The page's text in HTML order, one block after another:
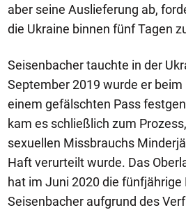
aber seine Auslieferung ab,
die Ukraine binnen fünf Tagen
Seisenbacher tauchte in der
September 2019 wurde er
einem gefälschten Pass
kam es schließlich zum
sexuellen Missbrauchs
Haft verurteilt wurde. Das
hat im Juni 2020 die
Seisenbacher aufgrund des